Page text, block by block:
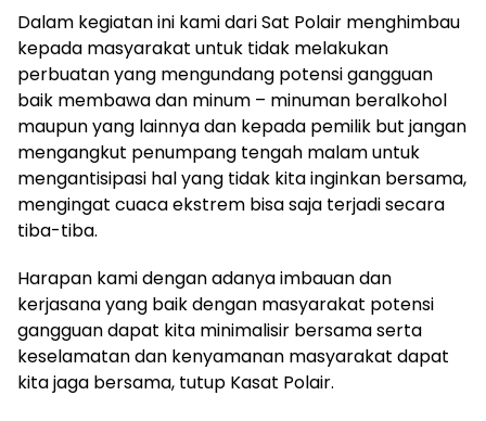
Dalam kegiatan ini kami dari Sat Polair menghimbau
kepada masyarakat untuk tidak melakukan
perbuatan yang mengundang potensi gangguan
baik membawa dan minum – minuman beralkohol
maupun yang lainnya dan kepada pemilik but jangan
mengangkut penumpang tengah malam untuk
mengantisipasi hal yang tidak kita inginkan bersama,
mengingat cuaca ekstrem bisa saja terjadi secara
tiba-tiba.
Harapan kami dengan adanya imbauan dan
kerjasana yang baik dengan masyarakat potensi
gangguan dapat kita minimalisir bersama serta
keselamatan dan kenyamanan masyarakat dapat
kita jaga bersama, tutup Kasat Polair.